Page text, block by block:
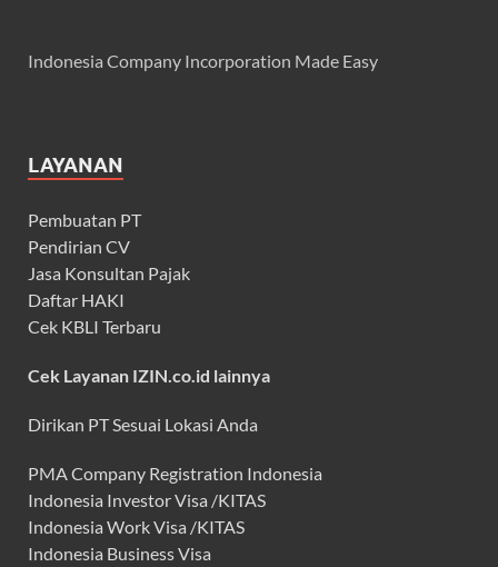
Indonesia Company Incorporation Made Easy
LAYANAN
Pembuatan PT
Pendirian CV
Jasa Konsultan Pajak
Daftar HAKI
Cek KBLI Terbaru
Cek Layanan IZIN.co.id lainnya
Dirikan PT Sesuai Lokasi Anda
PMA Company Registration Indonesia
Indonesia Investor Visa /KITAS
Indonesia Work Visa /KITAS
Indonesia Business Visa